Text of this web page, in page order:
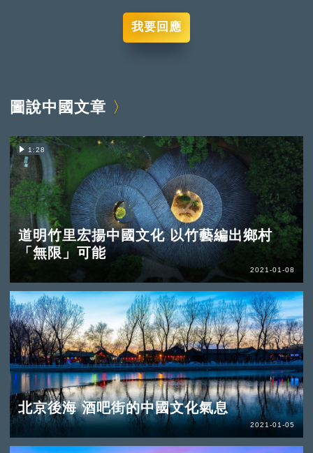
我要回應
圖說中國文章
1:28
道明竹里宏揚中國文化 以竹藝編出鄉村
「無限」可能
2021-01-08
北京後海 酒吧街的中國文化氣息
2021-01-05